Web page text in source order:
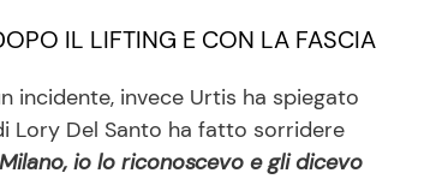
IL LIFTING E CON LA FASCIA
incidente, invece Urtis ha spiegato
Lory Del Santo ha fatto sorridere
io lo riconoscevo e gli dicevo